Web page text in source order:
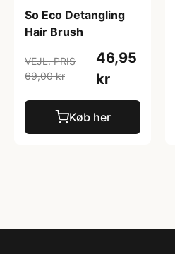
So Eco Detangling
Hair Brush
VEJL. PRIS
69,00 kr
46,95
kr
Køb her